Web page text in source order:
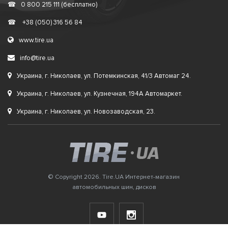
☎ 0 800 215 111 (бесплатно)
☎ +38 (050) 316 56 84
www.tire.ua
info@tire.ua
Украина, г. Николаев, ул. Потемкинская, 41/3 Автомаг 24.
Украина, г. Николаев, ул. Кузнечная, 194А Автомаркет.
Украина, г. Николаев, ул. Новозаводская, 23.
© Copyright 2026. Tire.UA Интернет-магазин
автомобильных шин, дисков